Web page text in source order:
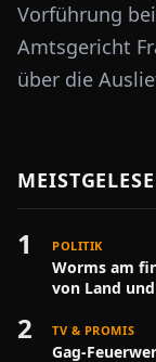
Vorführung
Amtsgericht
über die
1 POLITIK
Worms am
von Land
2 TV & PROMIS
Gag-